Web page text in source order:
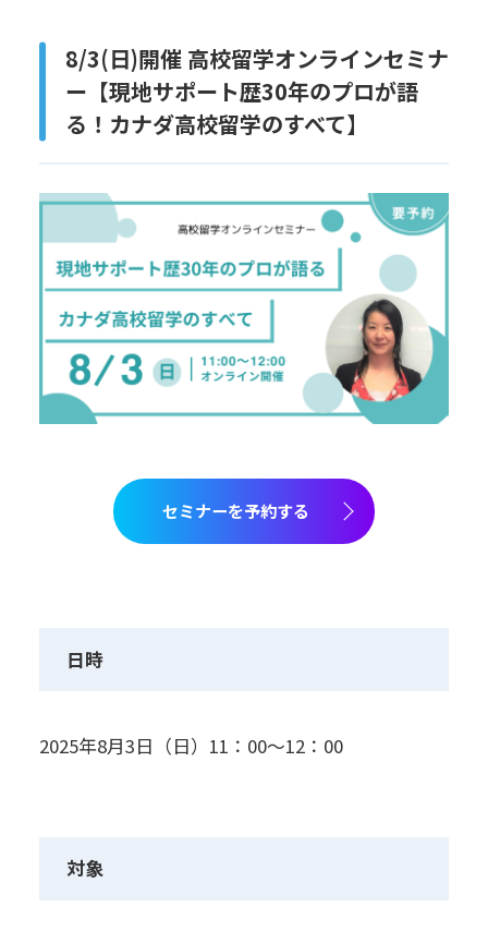
8/3(日)開催 高校留学オンラインセミナ
ー【現地サポート歴30年のプロが語
る！カナダ高校留学のすべて】
セミナーを予約する
日時
2025年8月3日（日）11：00～12：00
対象